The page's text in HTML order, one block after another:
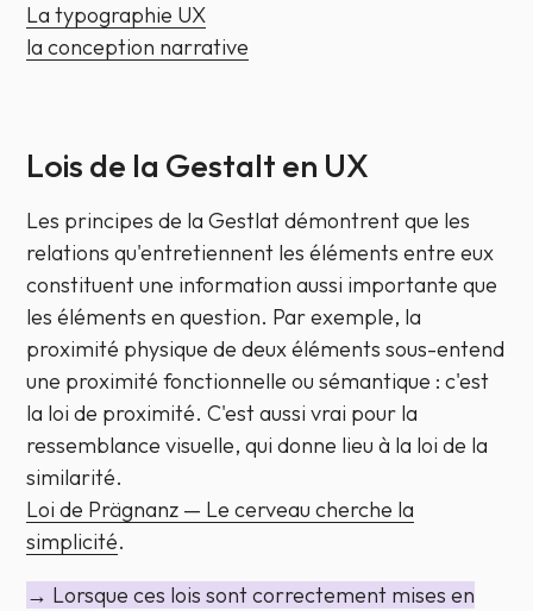
La typographie UX
la conception narrative
Lois de la Gestalt en UX
Les principes de la Gestlat démontrent que les
relations qu'entretiennent les éléments entre eux
constituent une information aussi importante que
les éléments en question. Par exemple, la
proximité physique de deux éléments sous-entend
une proximité fonctionnelle ou sémantique : c'est
la loi de proximité. C'est aussi vrai pour la
ressemblance visuelle, qui donne lieu à la loi de la
similarité.
Loi de Prägnanz — Le cerveau cherche la
simplicité.
→ Lorsque ces lois sont correctement mises en